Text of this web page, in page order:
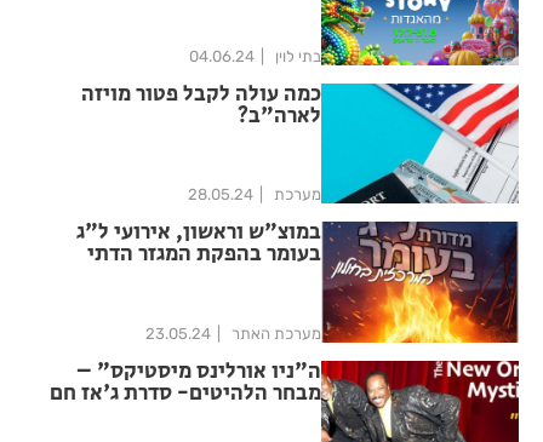
בתי לוין 04.06.24
כמה עולה לקבל פטור מויזה
לארה"ב?
מערכת 28.05.24
במוצ"ש וראשון, אירועי ל"ג
בעומר בהפקת המגזר הדתי
מערכת האתר 23.05.24
ה"ניו אורלינס מיסטיקס" –
מבחר הלהיטים- סדרת ג'אז חם